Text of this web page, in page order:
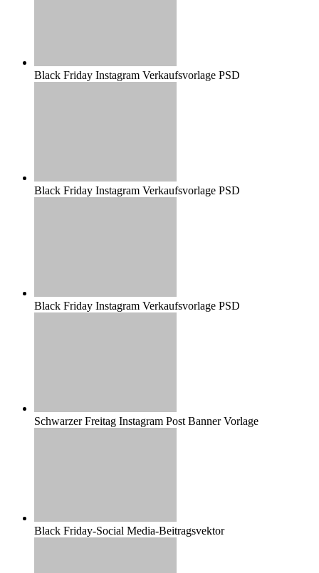
Black Friday Instagram Verkaufsvorlage PSD
Black Friday Instagram Verkaufsvorlage PSD
Black Friday Instagram Verkaufsvorlage PSD
Schwarzer Freitag Instagram Post Banner Vorlage
Black Friday-Social Media-Beitragsvektor